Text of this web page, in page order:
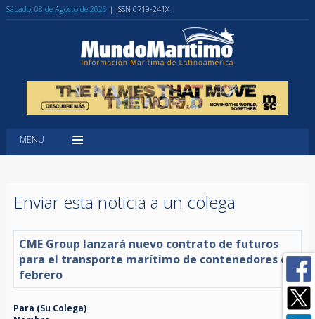
Sábado, 08 de Agosto de 2026 | ISSN 0719-241X
MENU
Enviar esta noticia a un colega
CME Group lanzará nuevo contrato de futuros
para el transporte marítimo de contenedores en
febrero
Para (Su Colega)